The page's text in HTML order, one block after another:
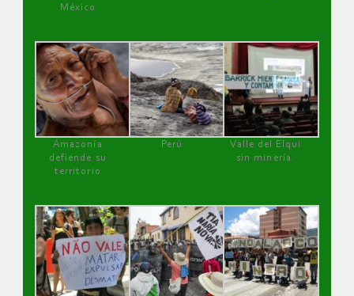
México
Amazonía
defiende su
territorio
Perú
Valle del Elqui
sin minería.